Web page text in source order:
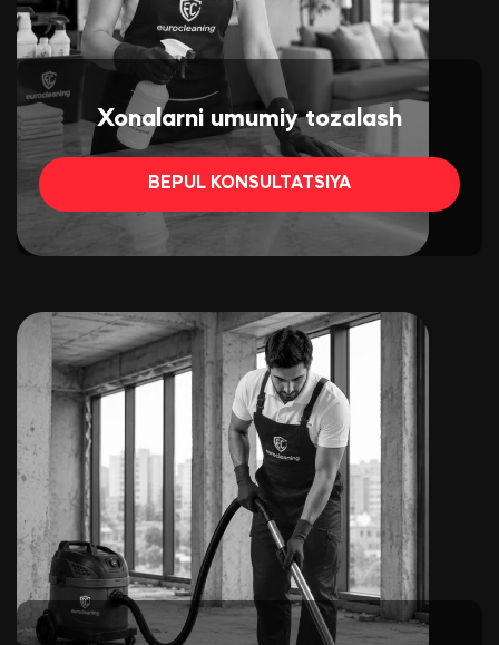
Xonalarni umumiy tozalash
BEPUL KONSULTATSIYA